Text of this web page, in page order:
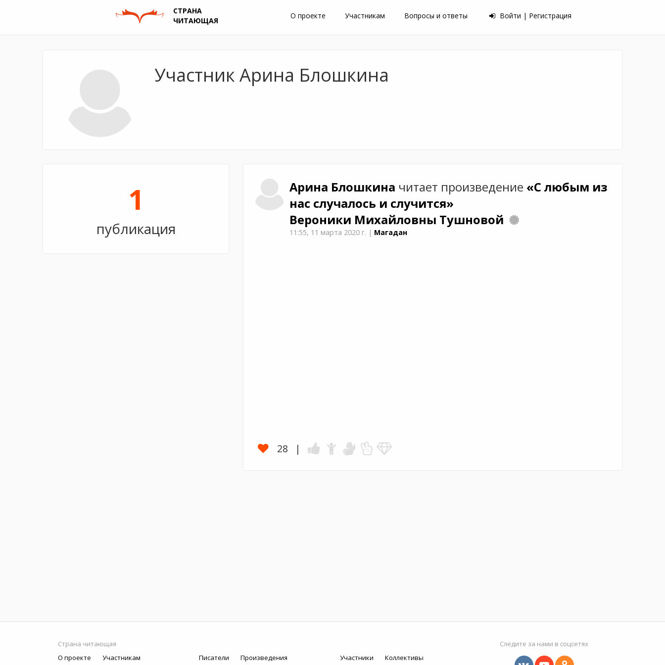
СТРАНА
ЧИТАЮЩАЯ
О проекте Участникам Вопросы и ответы Войти | Регистрация
Участник Арина Блошкина
1
публикация
Арина Блошкина читает произведение «С любым из
нас случалось и случится»
Вероники Михайловны Тушновой
11:55, 11 марта 2020 г. | Магадан
28
Страна читающая
О проекте
Участникам Писатели Произведения Участники Коллективы
Следите за нами в соцсетях